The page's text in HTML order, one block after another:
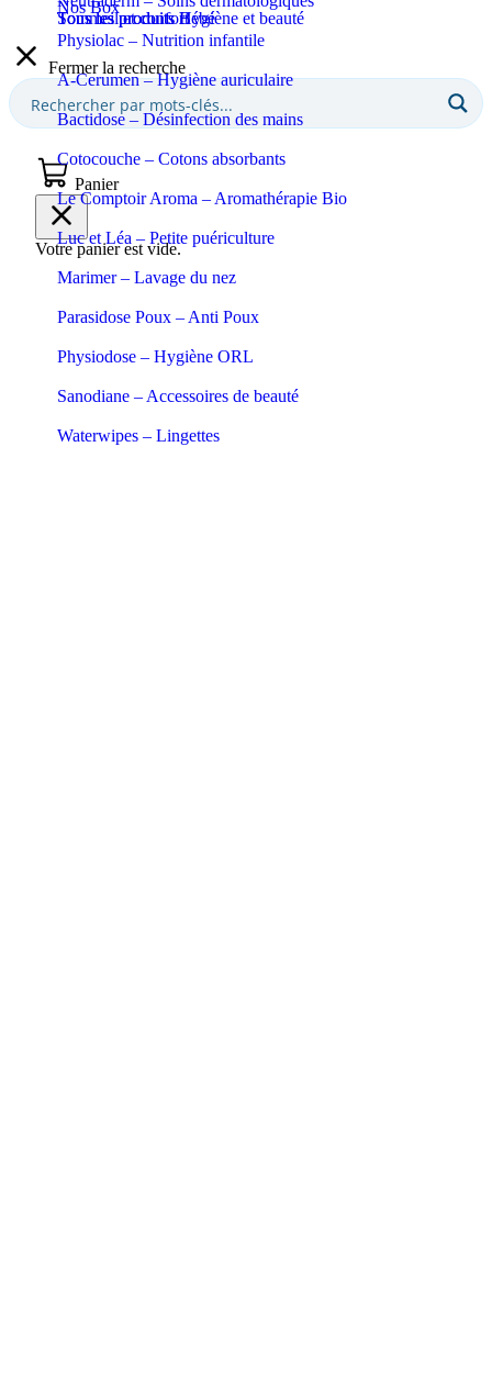
Sommeil et confort
Tous les produits Bébé
Tous les produits Hygiène et beauté
Physiolac – Nutrition infantile
A-Cerumen – Hygiène auriculaire
Bactidose – Désinfection des mains
Cotocouche – Cotons absorbants
Le Comptoir Aroma – Aromathérapie Bio
Luc et Léa – Petite puériculture
Marimer – Lavage du nez
Parasidose Poux – Anti Poux
Physiodose – Hygiène ORL
Sanodiane – Accessoires de beauté
Waterwipes – Lingettes
Nos Box
Fermer la recherche
Panier
Votre panier est vide.